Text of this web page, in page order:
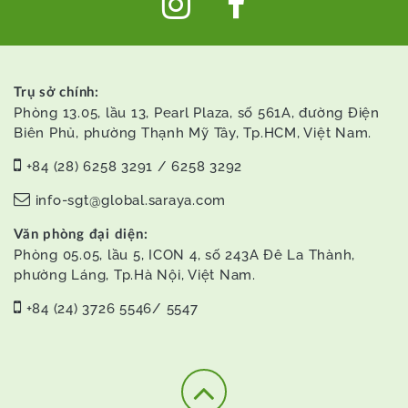
Trụ sở chính:
Phòng 13.05, lầu 13, Pearl Plaza, số 561A, đường Điện
Biên Phủ, phường Thạnh Mỹ Tây, Tp.HCM, Việt Nam.
+84 (28) 6258 3291 / 6258 3292
info-sgt@global.saraya.com
Văn phòng đại diện:
Phòng 05.05, lầu 5, ICON 4, số 243A Đê La Thành,
phường Láng, Tp.Hà Nội, Việt Nam.
+84 (24) 3726 5546/ 5547